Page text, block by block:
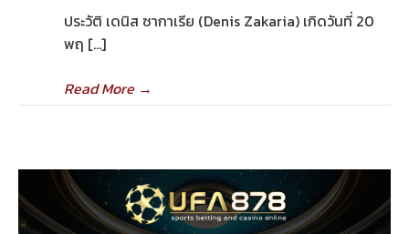
ประวัติ เดนิส ซากาเรีย (Denis Zakaria) เกิดวันที่ 20
พฤ […]
Read More→